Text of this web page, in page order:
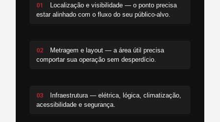
01
Localização e visibilidade — o ponto precisa
estar alinhado com o fluxo do seu público-alvo.
02
Metragem e layout — a área útil precisa
comportar sua operação sem desperdício.
03
Infraestrutura — elétrica, lógica, climatização,
acessibilidade e segurança.